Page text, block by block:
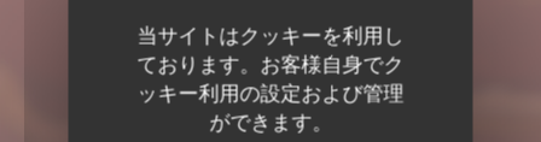
当サイトはクッキーを利用し
ております。お客様自身でク
ッキー利用の設定および管理
ができます。